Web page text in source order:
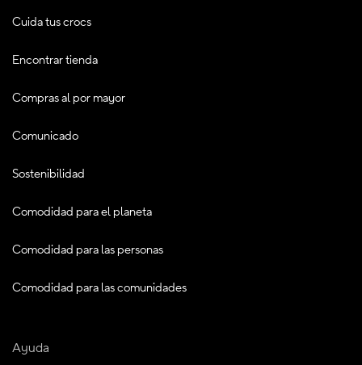
Cuida tus crocs
Encontrar tienda
Compras al por mayor
Comunicado
Sostenibilidad
Comodidad para el planeta
Comodidad para las personas
Comodidad para las comunidades
Ayuda